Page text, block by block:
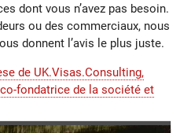
dont vous n’avez pas besoin.
ou des commerciaux, nous
donnent l’avis le plus juste.
de UK.Visas.Consulting,
fondatrice de la société et